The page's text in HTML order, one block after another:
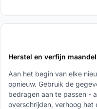
Herstel en verfijn
Aan het begin van elke
opnieuw. Gebruik de
bedragen aan te passen -
overschrijden, verhoog het